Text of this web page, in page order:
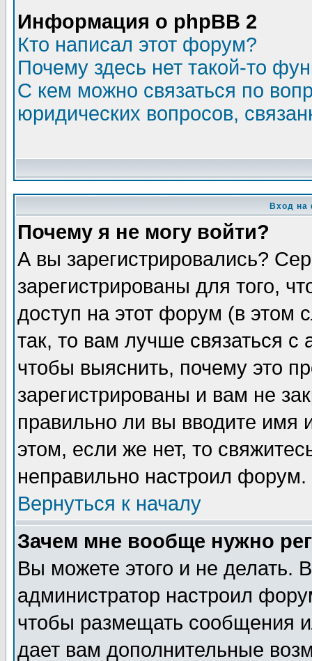
Информация о phpBB 2
Кто написал этот форум?
Почему здесь нет такой-то
С кем можно связаться по
юридических вопросов,
Вход на
Почему я не могу войти?
А вы зарегистрировались?
зарегистрированы для того,
доступ на этот форум (в этом
так, то вам лучше связаться
чтобы выяснить, почему это
зарегистрированы и вам не
правильно ли вы вводите
этом, если же нет, то
неправильно настроил форум.
Вернуться к началу
Зачем мне вообще нужно
Вы можете этого и не делать.
администратор настроил
чтобы размещать сообщения
дает вам дополнительные